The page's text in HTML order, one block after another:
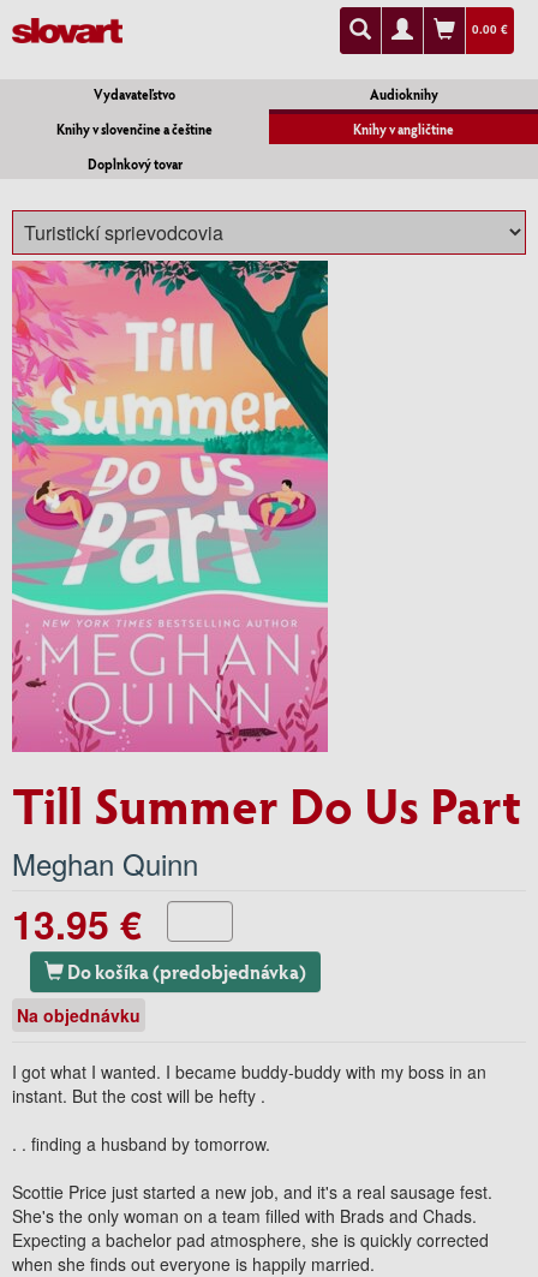
0.00 €
Vydavateľstvo
Audioknihy
Knihy v slovenčine a češtine
Knihy v angličtine
Doplnkový tovar
Till Summer Do Us Part
Meghan Quinn
13.95 €
Do košíka (predobjednávka)
Na objednávku
I got what I wanted. I became buddy-buddy with my boss in an
instant. But the cost will be hefty .
. . finding a husband by tomorrow.
Scottie Price just started a new job, and it's a real sausage fest.
She's the only woman on a team filled with Brads and Chads.
Expecting a bachelor pad atmosphere, she is quickly corrected
when she finds out everyone is happily married.